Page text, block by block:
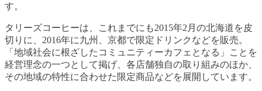
す。
タリーズコーヒーは、これまでにも2015年2月の北海道を皮
切りに、2016年に九州、京都で限定ドリンクなどを販売。
「地域社会に根ざしたコミュニティーカフェとなる」ことを
経営理念の一つとして掲げ、各店舗独自の取り組みのほか、
その地域の特性に合わせた限定商品などを展開しています。